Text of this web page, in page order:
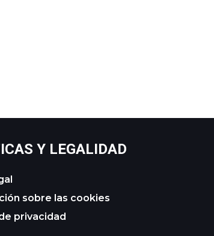
Y LEGALIDAD
sobre las cookies
privacidad